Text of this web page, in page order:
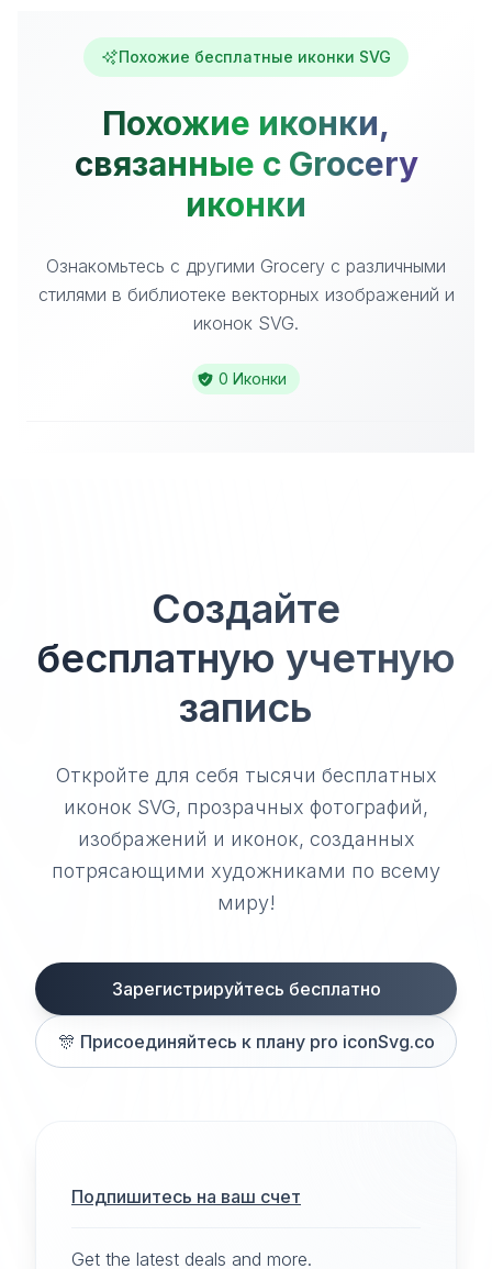
Похожие бесплатные иконки SVG
Похожие иконки,
связанные с Grocery
иконки
Ознакомьтесь с другими Grocery с различными
стилями в библиотеке векторных изображений и
иконок SVG.
0 Иконки
Создайте
бесплатную учетную
запись
Откройте для себя тысячи бесплатных
иконок SVG, прозрачных фотографий,
изображений и иконок, созданных
потрясающими художниками по всему
миру!
Зарегистрируйтесь бесплатно
🎊 Присоединяйтесь к плану pro iconSvg.co
Подпишитесь на ваш счет
Get the latest deals and more.